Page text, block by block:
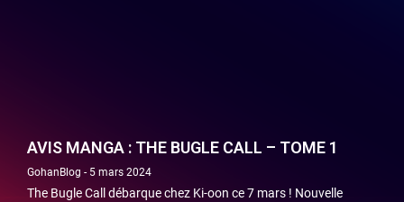
AVIS MANGA : THE BUGLE CALL – TOME 1
GohanBlog 5 mars 2024
The Bugle Call débarque chez Ki-oon ce 7 mars ! Nouvelle